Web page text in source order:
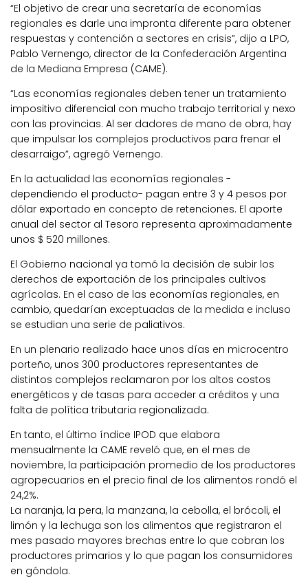
“El objetivo de crear una secretaría de economías
regionales es darle una impronta diferente para obtener
respuestas y contención a sectores en crisis”, dijo a LPO,
Pablo Vernengo, director de la Confederación Argentina
de la Mediana Empresa (CAME).
“Las economías regionales deben tener un tratamiento
impositivo diferencial con mucho trabajo territorial y nexo
con las provincias. Al ser dadores de mano de obra, hay
que impulsar los complejos productivos para frenar el
desarraigo”, agregó Vernengo.
En la actualidad las economías regionales -
dependiendo el producto- pagan entre 3 y 4 pesos por
dólar exportado en concepto de retenciones. El aporte
anual del sector al Tesoro representa aproximadamente
unos $ 520 millones.
El Gobierno nacional ya tomó la decisión de subir los
derechos de exportación de los principales cultivos
agrícolas. En el caso de las economías regionales, en
cambio, quedarían exceptuadas de la medida e incluso
se estudian una serie de paliativos.
En un plenario realizado hace unos días en microcentro
porteño, unos 300 productores representantes de
distintos complejos reclamaron por los altos costos
energéticos y de tasas para acceder a créditos y una
falta de política tributaria regionalizada.
En tanto, el último índice IPOD que elabora
mensualmente la CAME reveló que, en el mes de
noviembre, la participación promedio de los productores
agropecuarios en el precio final de los alimentos rondó el
24,2%.
La naranja, la pera, la manzana, la cebolla, el brócoli, el
limón y la lechuga son los alimentos que registraron el
mes pasado mayores brechas entre lo que cobran los
productores primarios y lo que pagan los consumidores
en góndola.